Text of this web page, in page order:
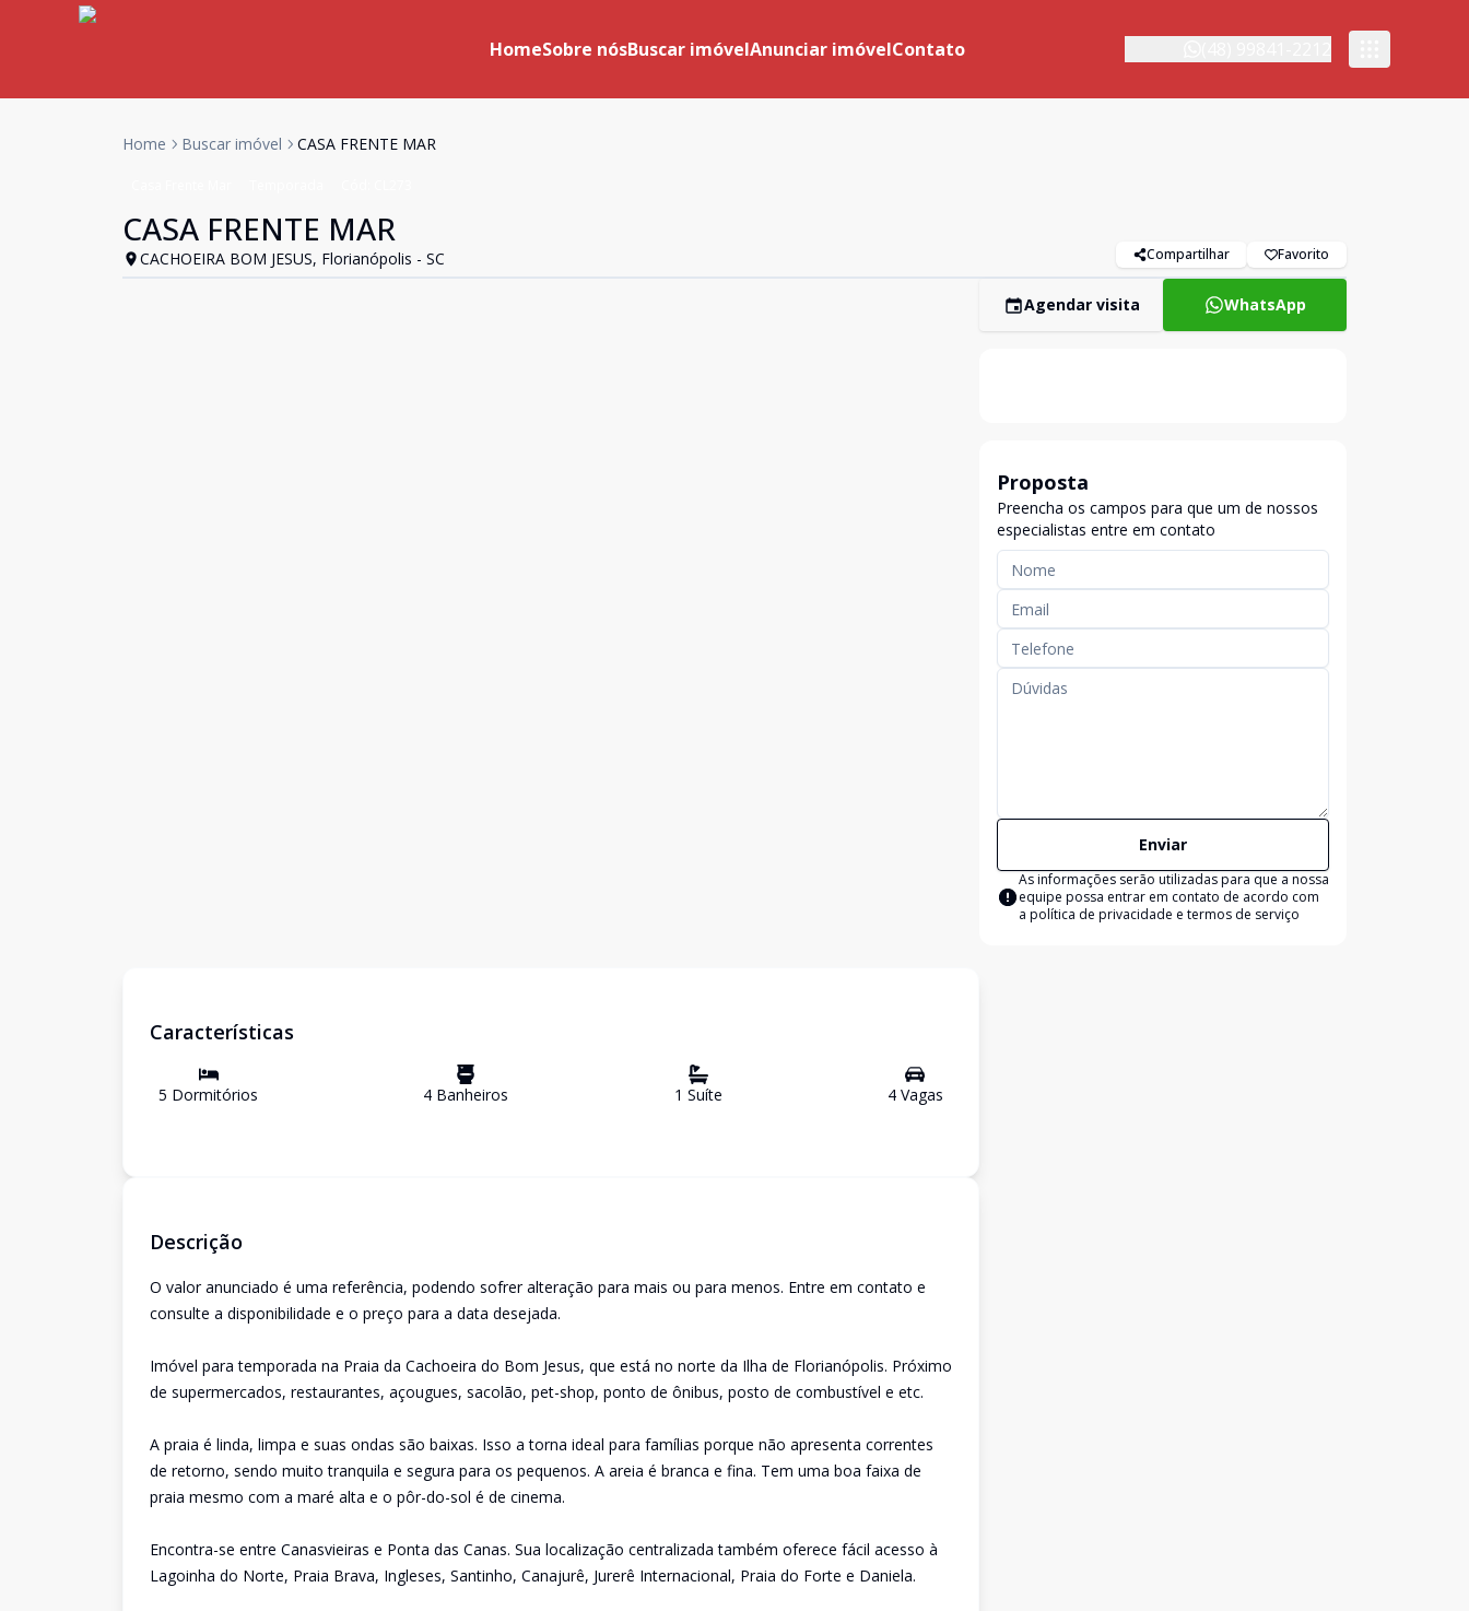
HomeSobre nósBuscar imóvelAnunciar imóvelContato
Home Buscar imóvel CASA FRENTE MAR
CASA FRENTE MAR
CACHOEIRA BOM JESUS, Florianópolis - SC Compartilhar Favorito
Características
5 Dormitórios 4 Banheiros 1 Suíte 4Vagas
Descrição
O valor anunciado é uma referência, podendo sofrer alteração para mais ou para menos. Entre em contato e
consulte a disponibilidade e o preço para a data desejada.
Imóvel para temporada na Praia da Cachoeira do Bom Jesus, que está no norte da Ilha de Florianópolis. Próximo
de supermercados, restaurantes, açougues, sacolão, pet-shop, ponto de ônibus, posto de combustível e etc.
A praia é linda, limpa e suas ondas são baixas. Isso a torna ideal para famílias porque não apresenta correntes
de retorno, sendo muito tranquila e segura para os pequenos. A areia é branca e fina. Tem uma boa faixa de
praia mesmo com a maré alta e o pôr-do-sol é de cinema.
Encontra-se entre Canasvieiras e Ponta das Canas. Sua localização centralizada também oferece fácil acesso à
Lagoinha do Norte, Praia Brava, Ingleses, Santinho, Canajurê, Jurerê Internacional, Praia do Forte e Daniela.
Agendar visita WhatsApp
Proposta
Preencha os campos para que um de nossos
especialistas entre em contato
Enviar
As informações serão utilizadas para que a nossa
equipe possa entrar em contato de acordo com
a política de privacidade e termos de serviço